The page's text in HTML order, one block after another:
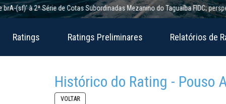
2ª Série de Cotas Subordinadas Mezanino do Taguaíba FIDC; perspectiva
Ratings Ratings Preliminares Relatórios de
Histórico do Rating - Pouso
VOLTAR